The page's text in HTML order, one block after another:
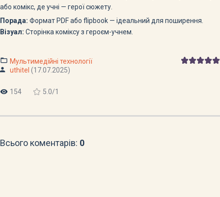
або комікс, де учні — герої сюжету.
Порада: Формат PDF або flipbook — ідеальний для поширення.
Візуал: Сторінка коміксу з героєм-учнем.
Мультимедійні технології
uthitel (17.07.2025)
154 5.0/1
Всього коментарів: 0